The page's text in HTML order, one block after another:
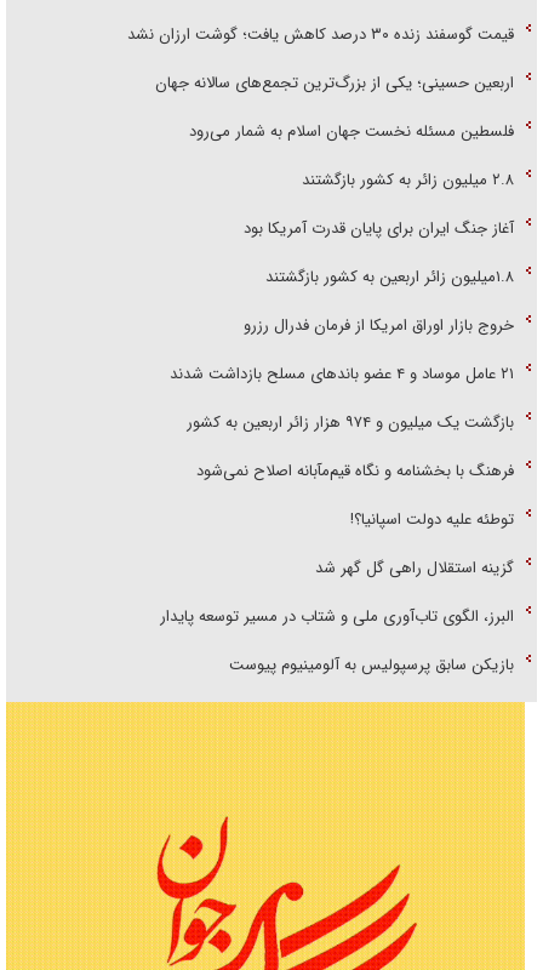
قیمت گوسفند زنده ۳۰ درصد کاهش یافت؛ گوشت ارزان نشد
اربعین حسینی؛ یکی از بزرگ‌ترین تجمع‌های سالانه جهان
فلسطین مسئله نخست جهان اسلام به شمار می‌رود
۲.۸ میلیون زائر به کشور بازگشتند
آغاز جنگ ایران برای پایان قدرت آمریکا بود
۱.۸میلیون زائر اربعین به کشور بازگشتند
خروج بازار اوراق امریکا از فرمان فدرال رزرو
۲۱ عامل موساد و ۴ عضو باند‌های مسلح بازداشت شدند
بازگشت یک میلیون و ۹۷۴ هزار زائر اربعین به کشور
فرهنگ با بخشنامه و نگاه قیم‌مآبانه اصلاح نمی‌شود
توطئه علیه دولت اسپانیا؟!
گزینه استقلال راهی گل گهر شد
البرز، الگوی تاب‌آوری ملی و شتاب در مسیر توسعه پایدار
بازیکن سابق پرسپولیس به آلومینیوم پیوست